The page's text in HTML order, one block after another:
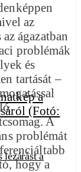
a
az
ágazatban
problémák
és
tartását –
A
problémát
hogy a